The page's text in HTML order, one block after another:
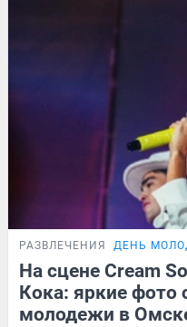
РАЗВЛЕЧЕНИЯ ДЕНЬ
На сцене Cream
Кока: яркие фото
молодежи в